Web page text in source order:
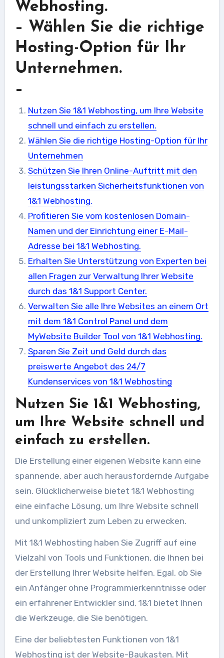
Webhosting.
– Wählen Sie die richtige
Hosting-Option für Ihr
Unternehmen.
–
Nutzen Sie 1&1 Webhosting, um Ihre Website
schnell und einfach zu erstellen.
Wählen Sie die richtige Hosting-Option für Ihr
Unternehmen
Schützen Sie Ihren Online-Auftritt mit den
leistungsstarken Sicherheitsfunktionen von
1&1 Webhosting.
Profitieren Sie vom kostenlosen Domain-
Namen und der Einrichtung einer E-Mail-
Adresse bei 1&1 Webhosting.
Erhalten Sie Unterstützung von Experten bei
allen Fragen zur Verwaltung Ihrer Website
durch das 1&1 Support Center.
Verwalten Sie alle Ihre Websites an einem Ort
mit dem 1&1 Control Panel und dem
MyWebsite Builder Tool von 1&1 Webhosting.
Sparen Sie Zeit und Geld durch das
preiswerte Angebot des 24/7
Kundenservices von 1&1 Webhosting
Nutzen Sie 1&1 Webhosting,
um Ihre Website schnell und
einfach zu erstellen.
Die Erstellung einer eigenen Website kann eine
spannende, aber auch herausfordernde Aufgabe
sein. Glücklicherweise bietet 1&1 Webhosting
eine einfache Lösung, um Ihre Website schnell
und unkompliziert zum Leben zu erwecken.
Mit 1&1 Webhosting haben Sie Zugriff auf eine
Vielzahl von Tools und Funktionen, die Ihnen bei
der Erstellung Ihrer Website helfen. Egal, ob Sie
ein Anfänger ohne Programmierkenntnisse oder
ein erfahrener Entwickler sind, 1&1 bietet Ihnen
die Werkzeuge, die Sie benötigen.
Eine der beliebtesten Funktionen von 1&1
Webhosting ist der Website-Baukasten. Mit